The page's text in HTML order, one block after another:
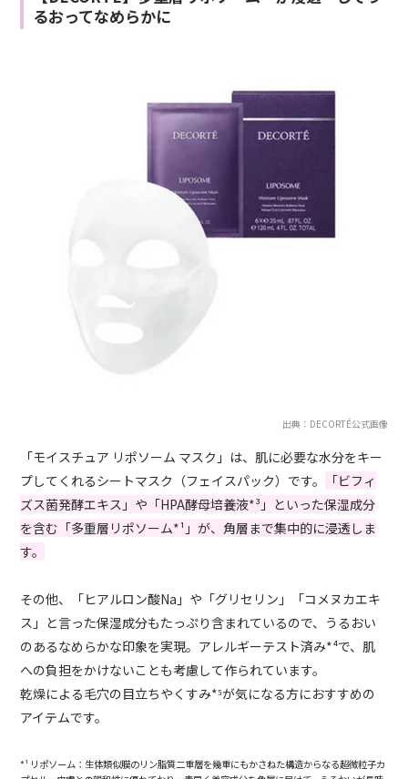
るおってなめらかに
出典：DECORTÉ公式画像
「モイスチュア リポソーム マスク」は、肌に必要な水分をキー
プしてくれるシートマスク（フェイスパック）です。
「ビフィ
ズス菌発酵エキス」や「HPA酵母培養液*³」といった保湿成分
を含む「多重層リポソーム*¹」が、角層まで集中的に浸透しま
す。
その他、「ヒアルロン酸Na」や「グリセリン」「コメヌカエキ
ス」と言った保湿成分もたっぷり含まれているので、うるおい
のあるなめらかな印象を実現。アレルギーテスト済み*⁴で、肌
への負担をかけないことも考慮して作られています。
乾燥による毛穴の目立ちやくすみ*⁵が気になる方におすすめの
アイテムです。
*¹ リポソーム：生体類似膜のリン脂質二重層を幾重にもかさねた構造からなる超微粒子カ